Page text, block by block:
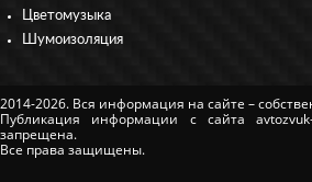
Цветомузыка
Шумоизоляция
2014-2026. Вся информация на сайте –
Публикация информации с сайта
запрещена.
Все права защищены.